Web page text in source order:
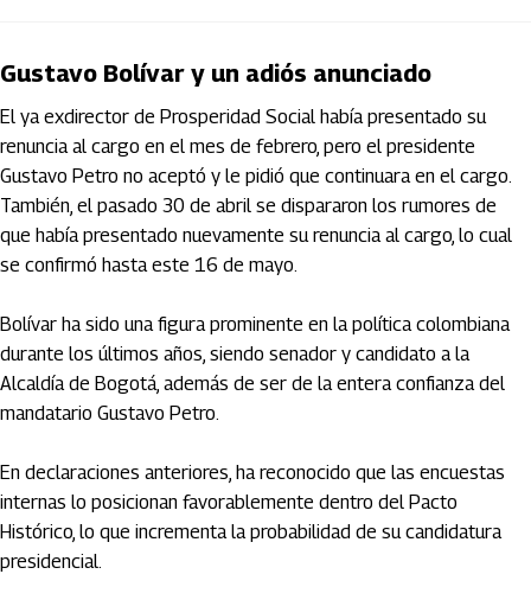
Gustavo Bolívar y un adiós anunciado
El ya exdirector de Prosperidad Social había presentado su
renuncia al cargo en el mes de febrero, pero el presidente
Gustavo Petro no aceptó y le pidió que continuara en el cargo.
También, el pasado 30 de abril se dispararon los rumores de
que había presentado nuevamente su renuncia al cargo, lo cual
se confirmó hasta este 16 de mayo.
Bolívar ha sido una figura prominente en la política colombiana
durante los últimos años, siendo senador y candidato a la
Alcaldía de Bogotá, además de ser de la entera confianza del
mandatario Gustavo Petro.
En declaraciones anteriores, ha reconocido que las encuestas
internas lo posicionan favorablemente dentro del Pacto
Histórico, lo que incrementa la probabilidad de su candidatura
presidencial.